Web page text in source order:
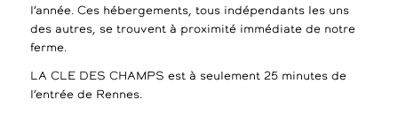
l’année. Ces hébergements, tous indépendants les uns
des autres, se trouvent à proximité immédiate de notre
ferme.
LA CLE DES CHAMPS est à seulement 25 minutes de
l’entrée de Rennes.